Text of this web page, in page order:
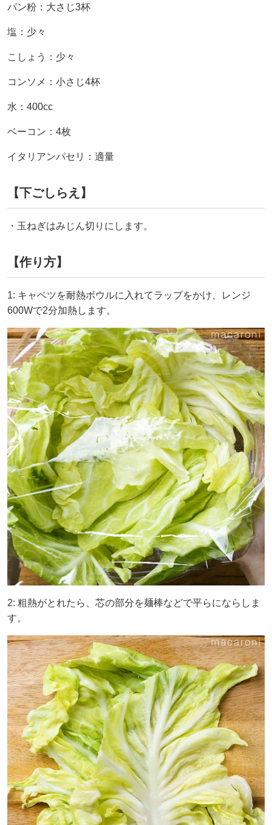
パン粉：大さじ3杯
塩：少々
こしょう：少々
コンソメ：小さじ4杯
水：400cc
ベーコン：4枚
イタリアンパセリ：適量
【下ごしらえ】
・玉ねぎはみじん切りにします。
【作り方】
1: キャベツを耐熱ボウルに入れてラップをかけ、レンジ
600Wで2分加熱します。
2: 粗熱がとれたら、芯の部分を麺棒などで平らにならしま
す。